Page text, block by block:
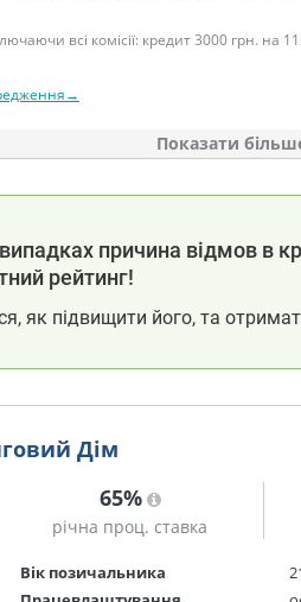
всі комісії: кредит 3000 грн. на
Показати
причина відмов в
рейтинг!
як підвищити його, та
Дім
65%
річна проц. ставка
Вік позичальника